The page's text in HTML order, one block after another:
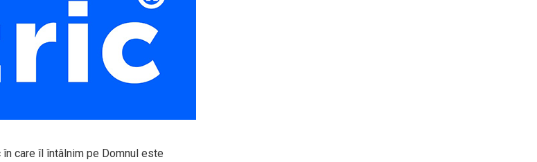
care îl întâlnim pe Domnul este